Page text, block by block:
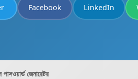
Facebook LinkedIn
জেনারেটর